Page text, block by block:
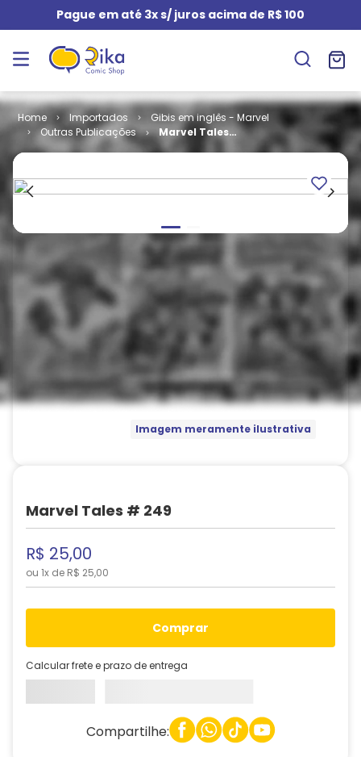
Pague em até 3x s/ juros acima de R$ 100
Importados
Gibis em inglês - Marvel
Outras Publicações
Marvel Tales
# 249
Imagem meramente ilustrativa
Marvel Tales # 249
R$ 25,00
ou 1x de R$ 25,00
comprar
Calcular frete e prazo de entrega
Compartilhe: